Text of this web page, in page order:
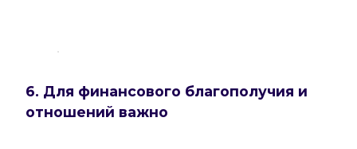
6. Для финансового благополучия и
отношений важно